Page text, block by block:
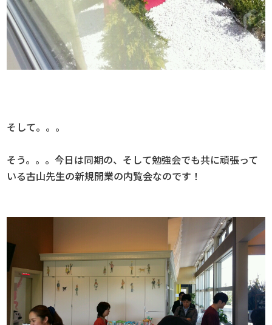
そして。。。
そう。。。今日は同期の、そして勉強会でも共に頑張って
いる古山先生の新規開業の内覧会なのです！